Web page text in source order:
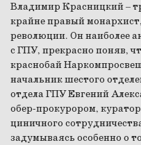
Владимир Красницкий –
крайне правый
революции. Он наиболее
с ГПУ, прекрасно поняв,
краснобай
начальник шестого
отдела ГПУ Евгений
обер-прокурором,
циничного
задумываясь особенно о